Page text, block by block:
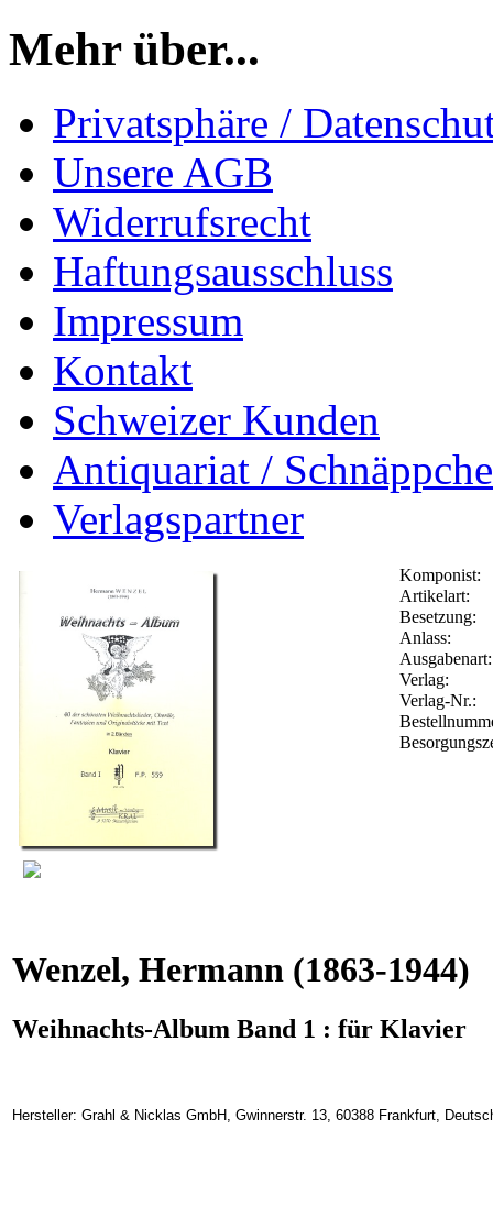
Mehr über...
Privatsphäre /
Unsere AGB
Widerrufsrecht
Haftungsausschluss
Impressum
Kontakt
Schweizer Kunden
Antiquariat /
Verlagspartner
Komponist:
Artikelart:
Besetzung:
Anlass:
Ausgabenart:
Verlag:
Verlag-Nr.:
Wenzel, Hermann (1863-1944)
Weihnachts-Album Band 1 : für Klavier
Hersteller: Grahl & Nicklas GmbH, Gwinnerstr. 13, 60388 Frankfurt,